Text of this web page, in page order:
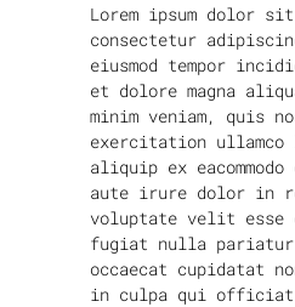
Lorem ipsum dolor sit
consectetur
eiusmod tempor
et dolore magna
minim veniam, quis
exercitation
aliquip ex
aute irure dolor in
voluptate velit esse
fugiat nulla
occaecat cupidatat
in culpa qui